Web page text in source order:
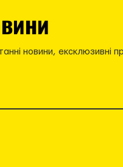
новини, ексклюзивні